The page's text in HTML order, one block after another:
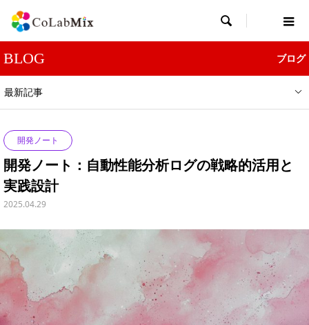

BLOG ブログ
最新記事
開発ノート
開発ノート：自動性能分析ログの戦略的活用と
実践設計
2025.04.29